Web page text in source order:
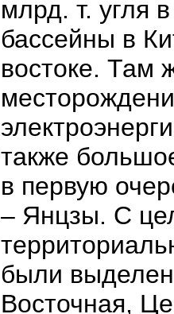
млрд. т. угля
бассейны в
востоке. Там
также
в первую
– Янцзы. С
были
Восточная,